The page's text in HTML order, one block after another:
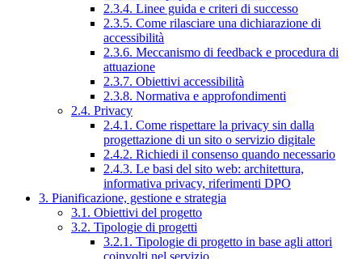
2.3.4. Linee guida e criteri di successo
2.3.5. Come rilasciare una dichiarazione di
accessibilità
2.3.6. Meccanismo di feedback e procedura di
attuazione
2.3.7. Obiettivi accessibilità
2.3.8. Normativa e approfondimenti
2.4. Privacy
2.4.1. Come rispettare la privacy sin dalla
progettazione di un sito o servizio digitale
2.4.2. Richiedi il consenso quando necessario
2.4.3. Le basi del sito web: architettura,
informativa privacy, riferimenti DPO
3. Pianificazione, gestione e strategia
3.1. Obiettivi del progetto
3.2. Tipologie di progetti
3.2.1. Tipologie di progetto in base agli attori
coinvolti nel servizio